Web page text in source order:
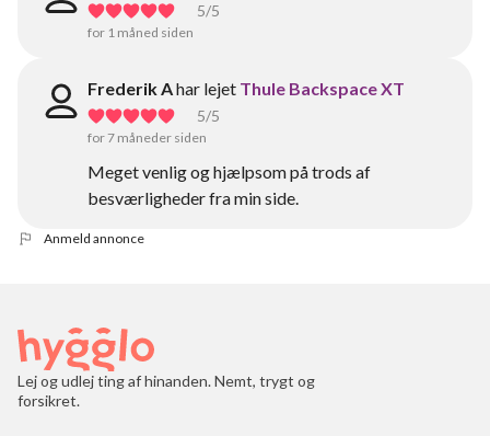
5/5
for 1 måned siden
Frederik Ahar lejet Thule Backspace XT
5/5
for 7 måneder siden
Meget venlig og hjælpsom på trods af
besværligheder fra min side.
Anmeld annonce
Lej og udlej ting af hinanden. Nemt, trygt og
forsikret.